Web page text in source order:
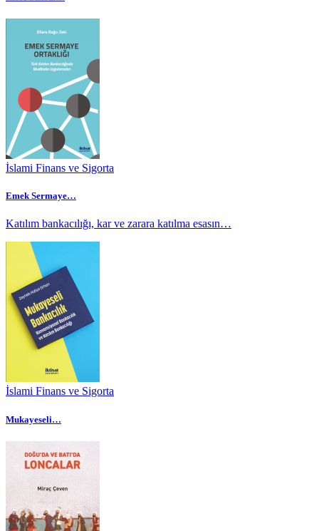
İslami Finans ve Sigorta
Emek Sermaye…
Katılım bankacılığı, kar ve zarara katılma esasın…
İslami Finans ve Sigorta
Mukayeseli…